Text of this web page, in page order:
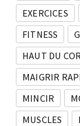
EXERCICES
FITNESS
HAUT DU
MAIGRIR
MINCIR
MUSCLES